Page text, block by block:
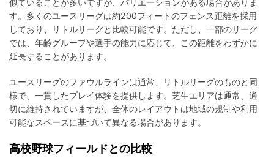
す。多くのユースリーグは約200フィートのフェンス距離を採用
しており、リトルリーグと比較可能です。ただし、一部のリーグ
では、年齢グループや選手の能力に応じて、この距離をわずかに
延長することがあります。
ユースリーグのファウルラインは通常、リトルリーグのものと同
様で、一貫したプレイ体験を提供します。芝生エリアは通常、適
切に維持されていますが、全体のレイアウトは地域の規制や利用
可能なスペースに基づいて異なる場合があります。
高校野球フィールドとの比較